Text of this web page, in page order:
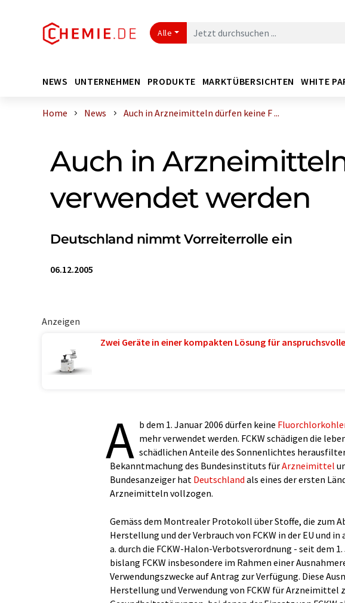
Alle
NEWS UNTERNEHMEN PRODUKTE MARKTÜBERSICHTEN WHITE
Home News Auch in Arzneimitteln dürfen keine F ...
Auch in
verwendet werden
Deutschland nimmt Vorreiterrolle ein
06.12.2005
Anzeigen
Zwei Geräte in einer kompakten Lösung für
A b dem 1. Januar 2006 dürfen keine
mehr verwendet werden. FCKW schädigen die
schädlichen Anteile des Sonnenlichtes
Bekanntmachung des Bundesinstituts fürArzneimittel
Bundesanzeiger hat Deutschland als eines der ersten
Arzneimitteln vollzogen.
Gemäss dem Montrealer Protokoll über Stoffe, die zum
Herstellung und der Verbrauch von FCKW in der EU und
a. durch die FCKW-Halon-Verbotsverordnung - seit dem
bislang FCKW insbesondere im Rahmen einer
Verwendungszwecke auf Antrag zur Verfügung. Diese
Herstellung und Verwendung von FCKW für Arzneimittel